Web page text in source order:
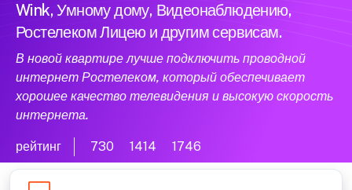
Wink, Умному дому, Видеонаблюдению,
Ростелеком Лицею и другим сервисам.
В новой квартире лучше подключить проводной
интернет Ростелеком, который обеспечивает
хорошее качество телевидения и высокую скорость
интернета.
рейтинг 730 1414 1746